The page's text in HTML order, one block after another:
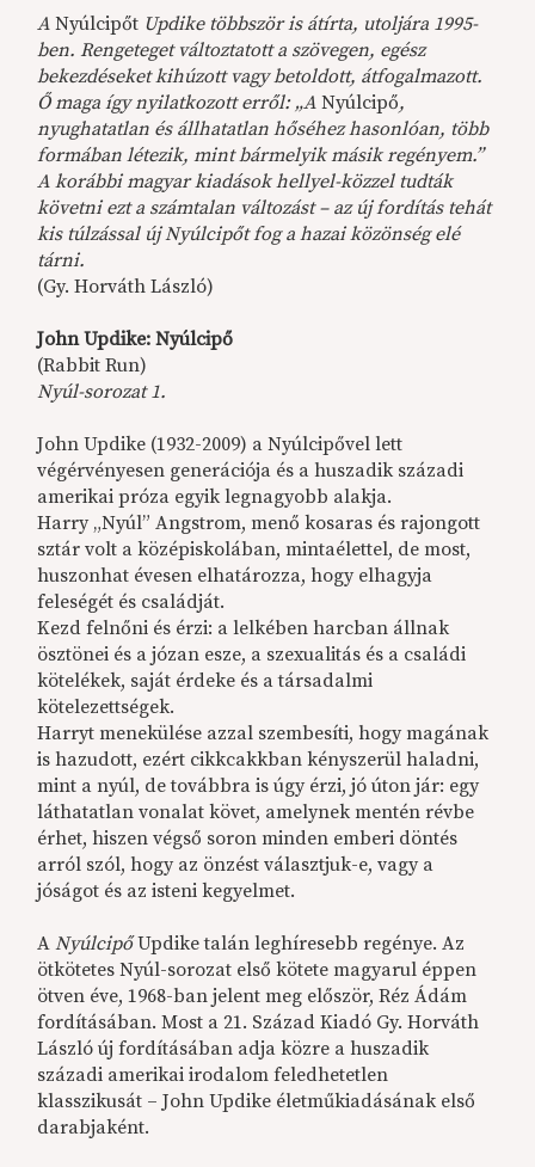
ANyúlcipőt Updike többször is átírta, utoljára 1995-
ben. Rengeteget változtatott a szövegen, egész
bekezdéseket kihúzott vagy betoldott, átfogalmazott.
Ő maga így nyilatkozott erről: „ANyúlcipő,
nyughatatlan és állhatatlan hőséhez hasonlóan, több
formában létezik, mint bármelyik másik regényem.”
A korábbi magyar kiadások hellyel-közzel tudták
követni ezt a számtalan változást – az új fordítás tehát
kis túlzással új Nyúlcipőt fog a hazai közönség elé
tárni.
(Gy. Horváth László)
John Updike: Nyúlcipő
(Rabbit Run)
Nyúl-sorozat 1.
John Updike (1932-2009) a Nyúlcipővel lett
végérvényesen generációja és a huszadik századi
amerikai próza egyik legnagyobb alakja.
Harry „Nyúl” Angstrom, menő kosaras és rajongott
sztár volt a középiskolában, mintaélettel, de most,
huszonhat évesen elhatározza, hogy elhagyja
feleségét és családját.
Kezd felnőni és érzi: a lelkében harcban állnak
ösztönei és a józan esze, a szexualitás és a családi
kötelékek, saját érdeke és a társadalmi
kötelezettségek.
Harryt menekülése azzal szembesíti, hogy magának
is hazudott, ezért cikkcakkban kényszerül haladni,
mint a nyúl, de továbbra is úgy érzi, jó úton jár: egy
láthatatlan vonalat követ, amelynek mentén révbe
érhet, hiszen végső soron minden emberi döntés
arról szól, hogy az önzést választjuk-e, vagy a
jóságot és az isteni kegyelmet.
ANyúlcipőUpdike talán leghíresebb regénye. Az
ötkötetes Nyúl-sorozat első kötete magyarul éppen
ötven éve, 1968-ban jelent meg először, Réz Ádám
fordításában. Most a 21. Század Kiadó Gy. Horváth
László új fordításában adja közre a huszadik
századi amerikai irodalom feledhetetlen
klasszikusát – John Updike életműkiadásának első
darabjaként.